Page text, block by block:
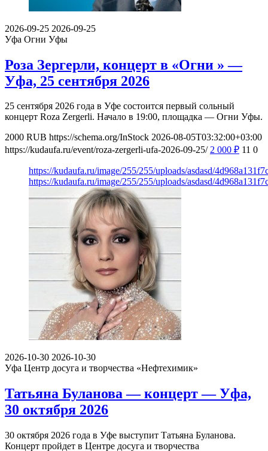
2026-09-25 2026-09-25
Уфа Огни Уфы
Роза Зергерли, концерт в «Огни » —
Уфа, 25 сентября 2026
25 сентября 2026 года в Уфе состоится первый сольный
концерт Roza Zergerli. Начало в 19:00, площадка — Огни Уфы.
2000 RUB https://schema.org/InStock 2026-08-05T03:32:00+03:00
https://kudaufa.ru/event/roza-zergerli-ufa-2026-09-25/ 2 000 ₽ 11 0
https://kudaufa.ru/image/255/255/uploads/asdasd/
https://kudaufa.ru/image/255/255/uploads/asdasd/
2026-10-30 2026-10-30
Уфа Центр досуга и творчества «Нефтехимик»
Татьяна Буланова — концерт — Уфа,
30 октября 2026
30 октября 2026 года в Уфе выступит Татьяна Буланова.
Концерт пройдет в Центре досуга и творчества